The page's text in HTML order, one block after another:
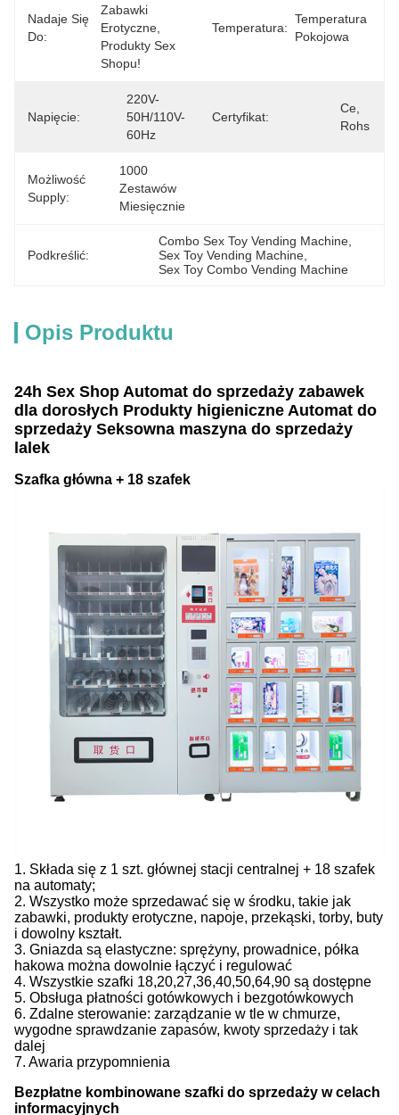
Nadaje Się
Do:
Zabawki
Erotyczne,
Produkty Sex
Shopu!
Temperatura:
Temperatura
Pokojowa
Napięcie:
220V-
50H/110V-
60Hz
Certyfikat:
Ce,
Rohs
Możliwość
Supply:
1000
Zestawów
Miesięcznie
Podkreślić:
Combo Sex Toy Vending Machine
Sex Toy Vending Machine
Sex Toy Combo Vending Machine
Opis Produktu
24h Sex Shop Automat do sprzedaży zabawek
dla dorosłych Produkty higieniczne Automat do
sprzedaży Seksowna maszyna do sprzedaży
lalek
Szafka główna + 18 szafek
1. Składa się z 1 szt. głównej stacji centralnej + 18 szafek
na automaty;
2. Wszystko może sprzedawać się w środku, takie jak
zabawki, produkty erotyczne, napoje, przekąski, torby, buty
i dowolny kształt.
3. Gniazda są elastyczne: sprężyny, prowadnice, półka
hakowa można dowolnie łączyć i regulować
4. Wszystkie szafki 18,20,27,36,40,50,64,90 są dostępne
5. Obsługa płatności gotówkowych i bezgotówkowych
6. Zdalne sterowanie: zarządzanie w tle w chmurze,
wygodne sprawdzanie zapasów, kwoty sprzedaży i tak
dalej
7. Awaria przypomnienia
Bezpłatne kombinowane szafki do sprzedaży w celach
informacyjnych